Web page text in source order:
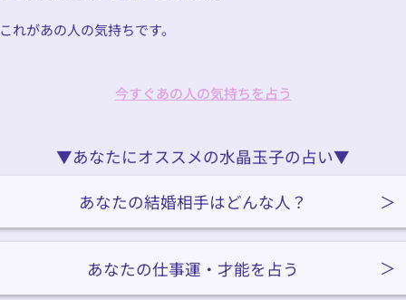
れがあの人の気持ちです。
今すぐあの人の気持ちを占う
今すぐあの人の気持ちを占う
▼あなたにオススメの水晶玉子の占い▼
あなたの結婚相手はどんな人？
あなたの仕事運・才能を占う